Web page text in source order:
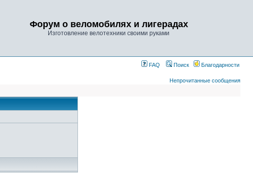
Форум о веломобилях и лигерадах
Изготовление велотехники своими руками
FAQ Поиск Благодарности
Непрочитанные сообщения